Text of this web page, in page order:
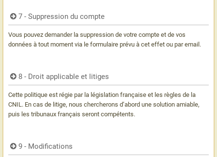
7 - Suppression du compte
Vous pouvez demander la suppression de votre compte et de vos
données à tout moment via le formulaire prévu à cet effet ou par email.
8 - Droit applicable et litiges
Cette politique est régie par la législation française et les règles de la
CNIL. En cas de litige, nous chercherons d’abord une solution amiable,
puis les tribunaux français seront compétents.
9 - Modifications